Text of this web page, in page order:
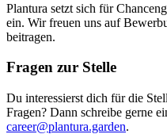
Plantura setzt sich für
ein. Wir freuen uns auf
beitragen.
Fragen zur Stelle
Du interessierst dich für die
Fragen? Dann schreibe gerne
career@plantura.garden.